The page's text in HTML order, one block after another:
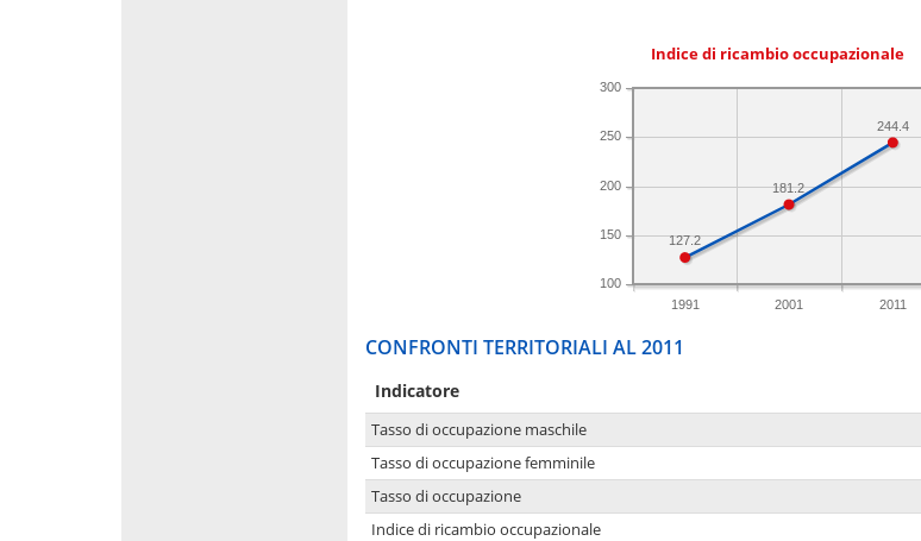
Indice di ricambio occupazionale
1991 2001 2011
100
150
200
250
300
244.4
181.2
127.2
CONFRONTI TERRITORIALI AL 2011
Indicatore
Tasso di occupazione maschile
Tasso di occupazione femminile
Tasso di occupazione
Indice di ricambio occupazionale